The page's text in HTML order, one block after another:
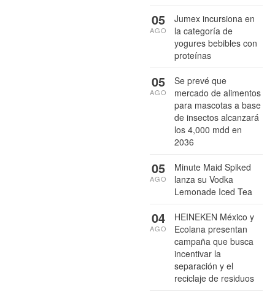
Jumex incursiona en
la categoría de
yogures bebibles con
proteínas
05
AGO
Se prevé que
mercado de alimentos
para mascotas a base
de insectos alcanzará
los 4,000 mdd en
2036
05
AGO
Minute Maid Spiked
lanza su Vodka
Lemonade Iced Tea
05
AGO
HEINEKEN México y
Ecolana presentan
campaña que busca
incentivar la
separación y el
reciclaje de residuos
04
AGO